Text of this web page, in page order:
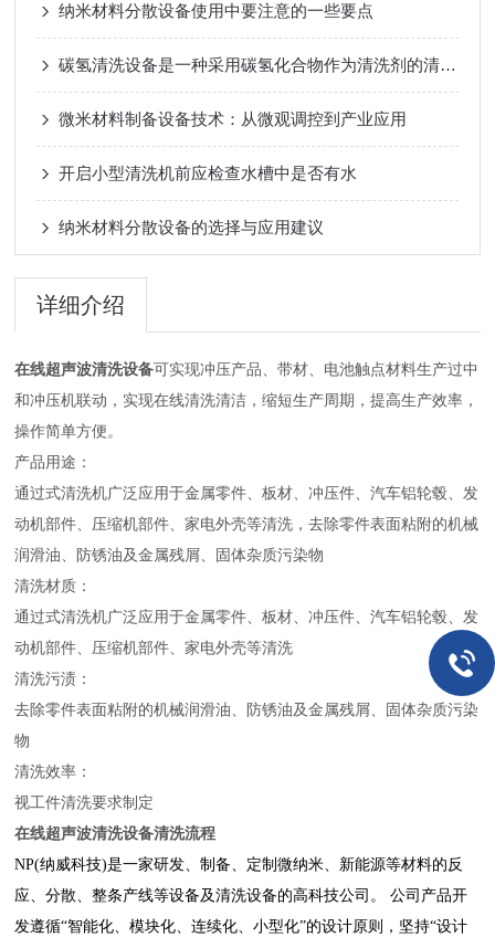
纳米材料分散设备使用中要注意的一些要点
碳氢清洗设备是一种采用碳氢化合物作为清洗剂的清洗设备
微米材料制备设备技术：从微观调控到产业应用
开启小型清洗机前应检查水槽中是否有水
纳米材料分散设备的选择与应用建议
详细介绍
在线超声波清洗设备可实现冲压产品、带材、电池触点材料生产过中
和冲压机联动，实现在线清洗清洁，缩短生产周期，提高生产效率，
操作简单方便。
产品用途：
通过式清洗机广泛应用于金属零件、板材、冲压件、汽车铝轮毂、发
动机部件、压缩机部件、家电外壳等清洗，去除零件表面粘附的机械
润滑油、防锈油及金属残屑、固体杂质污染物
清洗材质：
通过式清洗机广泛应用于金属零件、板材、冲压件、汽车铝轮毂、发
动机部件、压缩机部件、家电外壳等清洗
清洗污渍：
去除零件表面粘附的机械润滑油、防锈油及金属残屑、固体杂质污染
物
清洗效率：
视工件清洗要求制定
在线超声波清洗设备清洗流程
NP(纳威科技)是一家研发、制备、定制微纳米、新能源等材料的反
应、分散、整条产线等设备及清洗设备的高科技公司。 公司产品开
发遵循“智能化、模块化、连续化、小型化”的设计原则，坚持“设计